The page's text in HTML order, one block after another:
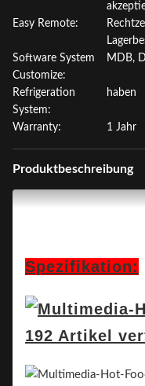
Easy Remote:
Software System
Customize:
MDB,
Refrigeration
System:
haben
Warranty: 1 Jahr
Produktbeschreibung
Spezifikation: